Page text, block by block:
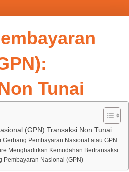
Tunai
(GPN) Transaksi Non Tunai
Pembayaran Nasional atau GPN
Menghadirkan Kemudahan Bertransaksi
Pembayaran Nasional (GPN)